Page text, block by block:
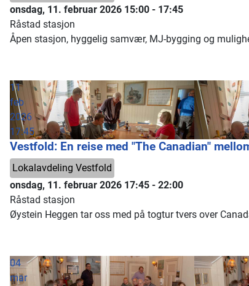
onsdag, 11. februar 2026 15:00 - 17:45
Råstad stasjon
Åpen stasjon, hyggelig samvær, MJ-bygging og
11
feb
2026
17:45
Vestfold: En reise med "The Canadian"
Lokalavdeling Vestfold
onsdag, 11. februar 2026 17:45 - 22:00
Råstad stasjon
Øystein Heggen tar oss med på togtur tvers over
04
mar